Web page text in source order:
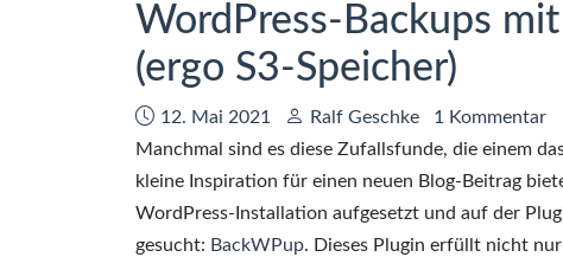
WordPress-Backups
(ergo S3-Speicher)
Datum:
12. Mai 2021 Autor:
Ralf Geschke
1 Kommentar
Manchmal sind es diese Zufallsfunde, die einem
kleine Inspiration für einen neuen Blog-Beitrag
WordPress-Installation aufgesetzt und auf der
gesucht: BackWPup. Dieses Plugin erfüllt nicht